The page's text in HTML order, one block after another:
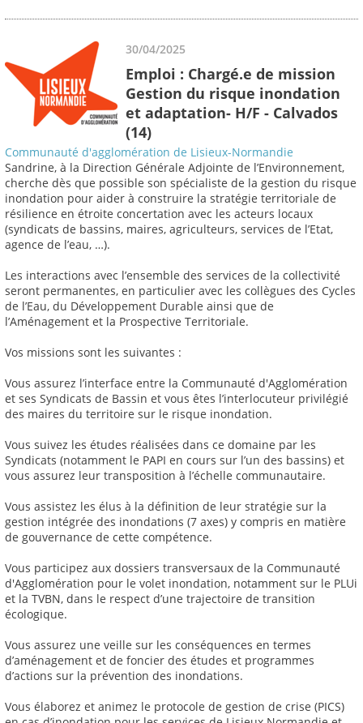
30/04/2025
Emploi : Chargé.e de mission
Gestion du risque inondation
et adaptation- H/F - Calvados
(14)
Communauté d'agglomération de Lisieux-Normandie
Sandrine, à la Direction Générale Adjointe de l’Environnement,
cherche dès que possible son spécialiste de la gestion du risque
inondation pour aider à construire la stratégie territoriale de
résilience en étroite concertation avec les acteurs locaux
(syndicats de bassins, maires, agriculteurs, services de l’Etat,
agence de l’eau, …).
Les interactions avec l’ensemble des services de la collectivité
seront permanentes, en particulier avec les collègues des Cycles
de l’Eau, du Développement Durable ainsi que de
l’Aménagement et la Prospective Territoriale.
Vos missions sont les suivantes :
Vous assurez l’interface entre la Communauté d'Agglomération
et ses Syndicats de Bassin et vous êtes l’interlocuteur privilégié
des maires du territoire sur le risque inondation.
Vous suivez les études réalisées dans ce domaine par les
Syndicats (notamment le PAPI en cours sur l’un des bassins) et
vous assurez leur transposition à l’échelle communautaire.
Vous assistez les élus à la définition de leur stratégie sur la
gestion intégrée des inondations (7 axes) y compris en matière
de gouvernance de cette compétence.
Vous participez aux dossiers transversaux de la Communauté
d'Agglomération pour le volet inondation, notamment sur le PLUi
et la TVBN, dans le respect d’une trajectoire de transition
écologique.
Vous assurez une veille sur les conséquences en termes
d’aménagement et de foncier des études et programmes
d’actions sur la prévention des inondations.
Vous élaborez et animez le protocole de gestion de crise (PICS)